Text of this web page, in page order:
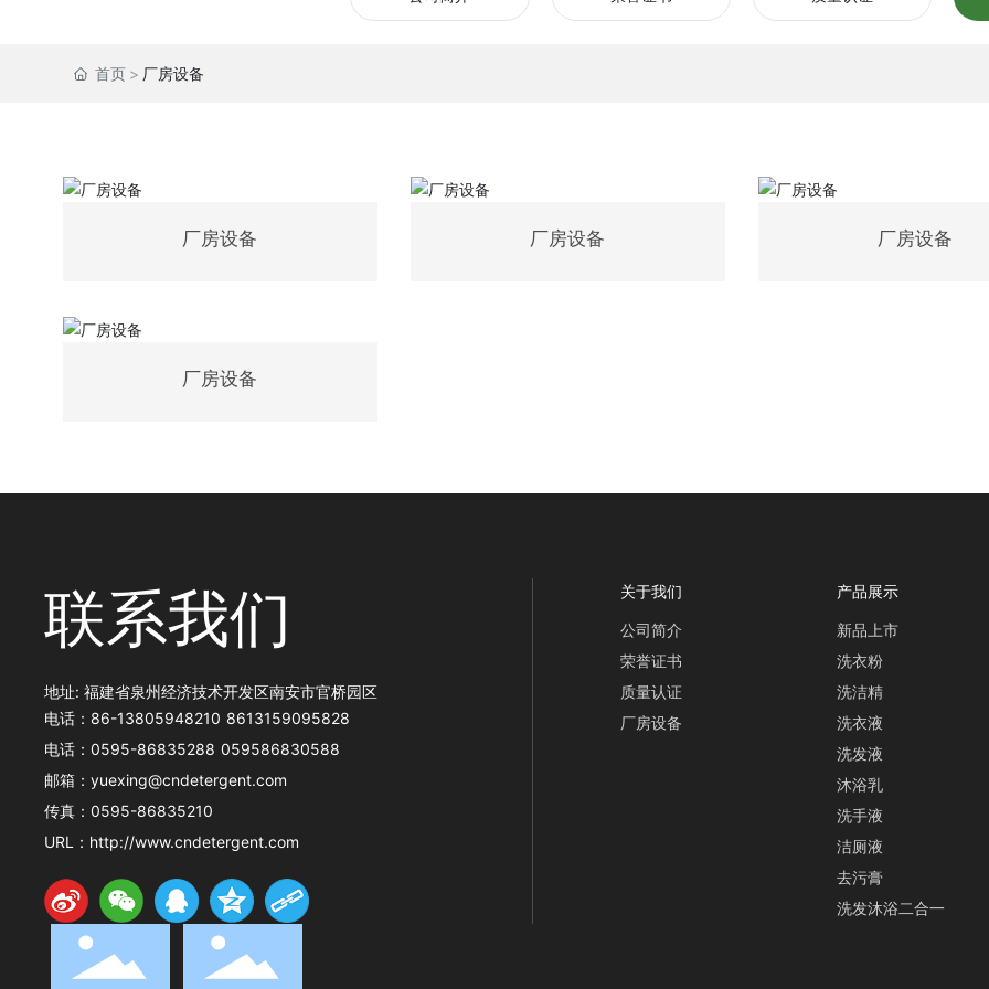
首页 厂房设备
厂房设备 厂房设备 厂房设备
厂房设备
联系我们
地址: 福建省泉州经济技术开发区南安市官桥园区
电话： 86-13805948210 8613159095828
电话：0595-86835288 059586830588
邮箱：yuexing@cndetergent.com
传真：0595-86835210
URL： http://www.cndetergent.com
关于我们
公司简介
荣誉证书
质量认证
厂房设备
产品展示
新品上市
洗衣粉
洗洁精
洗衣液
洗发液
沐浴乳
洗手液
洁厕液
去污膏
洗发沐浴二合一